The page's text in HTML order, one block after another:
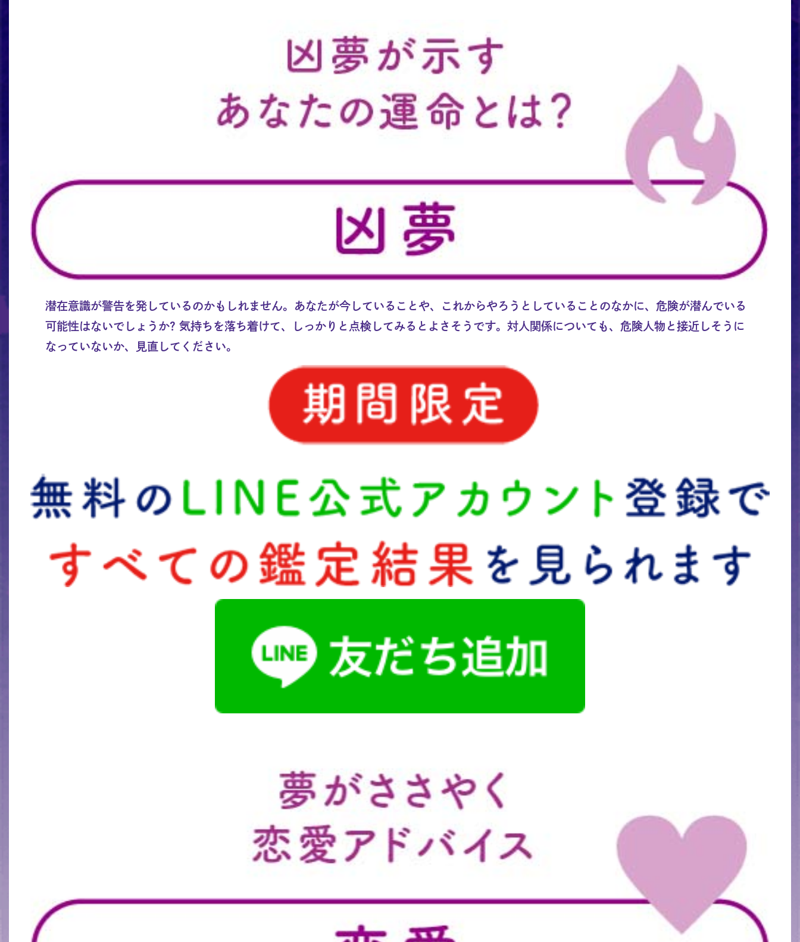
潜在意識が警告を発しているのかもしれません。あなたが今していることや、これからやろうとしていることのなかに、危険が潜んでいる
可能性はないでしょうか? 気持ちを落ち着けて、しっかりと点検してみるとよさそうです。対人関係についても、危険人物と接近しそうに
なっていないか、見直してください。